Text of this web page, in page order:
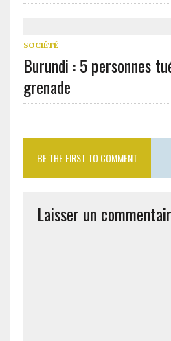
SOCIÉTÉ
Burundi : 5 personnes
grenade
BE THE FIRST TO COMMENT
Laisser un